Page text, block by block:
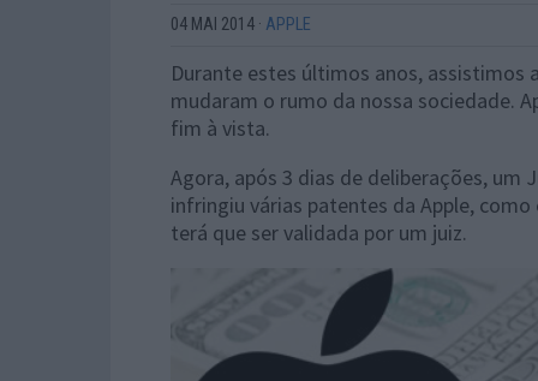
04 MAI 2014 · APPLE
Durante estes últimos anos,
mudaram o rumo da nossa sociedade.
fim à vista.
Agora, após 3 dias de deliberações, um
infringiu várias patentes da Apple,
terá que ser validada por um juiz.